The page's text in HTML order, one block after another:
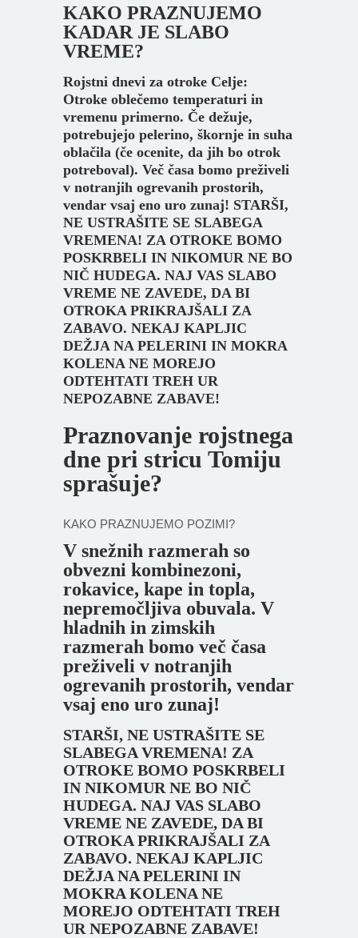
KAKO PRAZNUJEMO
KADAR JE SLABO
VREME?
Rojstni dnevi za otroke Celje:
Otroke oblečemo temperaturi in
vremenu primerno. Če dežuje,
potrebujejo pelerino, škornje in suha
oblačila (če ocenite, da jih bo otrok
potreboval). Več časa bomo preživeli
v notranjih ogrevanih prostorih,
vendar vsaj eno uro zunaj! STARŠI,
NE USTRAŠITE SE SLABEGA
VREMENA! ZA OTROKE BOMO
POSKRBELI IN NIKOMUR NE BO
NIČ HUDEGA. NAJ VAS SLABO
VREME NE ZAVEDE, DA BI
OTROKA PRIKRAJŠALI ZA
ZABAVO. NEKAJ KAPLJIC
DEŽJA NA PELERINI IN MOKRA
KOLENA NE MOREJO
ODTEHTATI TREH UR
NEPOZABNE ZABAVE!
Praznovanje rojstnega
dne pri stricu Tomiju
sprašuje?
KAKO PRAZNUJEMO POZIMI?
V snežnih razmerah so
obvezni kombinezoni,
rokavice, kape in topla,
nepremočljiva obuvala. V
hladnih in zimskih
razmerah bomo več časa
preživeli v notranjih
ogrevanih prostorih, vendar
vsaj eno uro zunaj!
STARŠI, NE USTRAŠITE SE
SLABEGA VREMENA! ZA
OTROKE BOMO POSKRBELI
IN NIKOMUR NE BO NIČ
HUDEGA. NAJ VAS SLABO
VREME NE ZAVEDE, DA BI
OTROKA PRIKRAJŠALI ZA
ZABAVO. NEKAJ KAPLJIC
DEŽJA NA PELERINI IN
MOKRA KOLENA NE
MOREJO ODTEHTATI TREH
UR NEPOZABNE ZABAVE!